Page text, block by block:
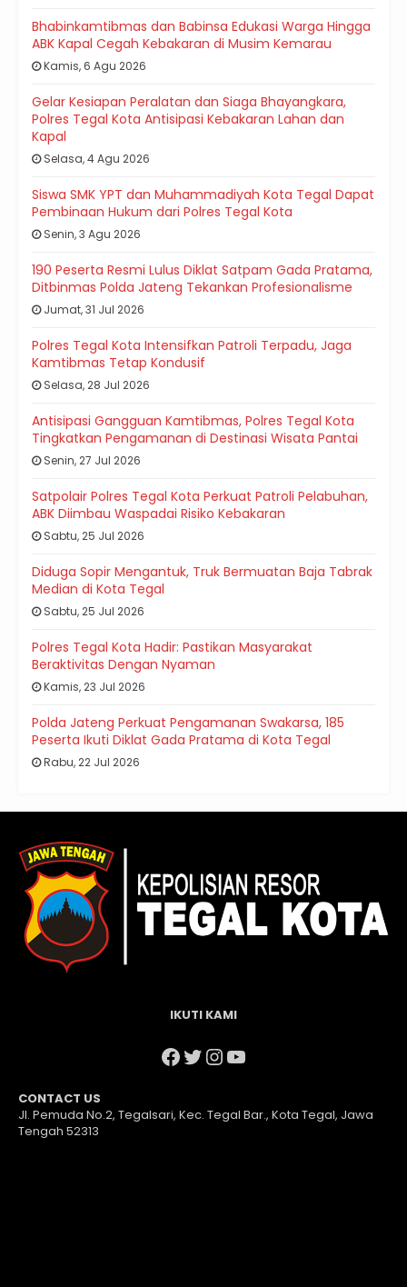
Bhabinkamtibmas dan Babinsa Edukasi Warga Hingga
ABK Kapal Cegah Kebakaran di Musim Kemarau
Kamis, 6 Agu 2026
Gelar Kesiapan Peralatan dan Siaga Bhayangkara,
Polres Tegal Kota Antisipasi Kebakaran Lahan dan
Kapal
Selasa, 4 Agu 2026
Siswa SMK YPT dan Muhammadiyah Kota Tegal Dapat
Pembinaan Hukum dari Polres Tegal Kota
Senin, 3 Agu 2026
190 Peserta Resmi Lulus Diklat Satpam Gada Pratama,
Ditbinmas Polda Jateng Tekankan Profesionalisme
Jumat, 31 Jul 2026
Polres Tegal Kota Intensifkan Patroli Terpadu, Jaga
Kamtibmas Tetap Kondusif
Selasa, 28 Jul 2026
Antisipasi Gangguan Kamtibmas, Polres Tegal Kota
Tingkatkan Pengamanan di Destinasi Wisata Pantai
Senin, 27 Jul 2026
Satpolair Polres Tegal Kota Perkuat Patroli Pelabuhan,
ABK Diimbau Waspadai Risiko Kebakaran
Sabtu, 25 Jul 2026
Diduga Sopir Mengantuk, Truk Bermuatan Baja Tabrak
Median di Kota Tegal
Sabtu, 25 Jul 2026
Polres Tegal Kota Hadir: Pastikan Masyarakat
Beraktivitas Dengan Nyaman
Kamis, 23 Jul 2026
Polda Jateng Perkuat Pengamanan Swakarsa, 185
Peserta Ikuti Diklat Gada Pratama di Kota Tegal
Rabu, 22 Jul 2026
IKUTI KAMI
Facebook
Twitter
Instagram
YouTube
CONTACT US
Jl. Pemuda No.2, Tegalsari, Kec. Tegal Bar., Kota Tegal, Jawa
Tengah 52313